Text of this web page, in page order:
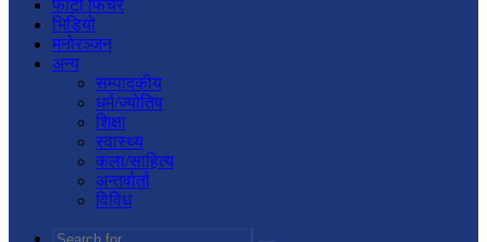
फोटो फिचर
भिडियो
मनोरञ्जन
अन्य
सम्पादकीय
धर्म/ज्योतिष
शिक्षा
स्वास्थ्य
कला/साहित्य
अन्तर्वार्ता
विविध